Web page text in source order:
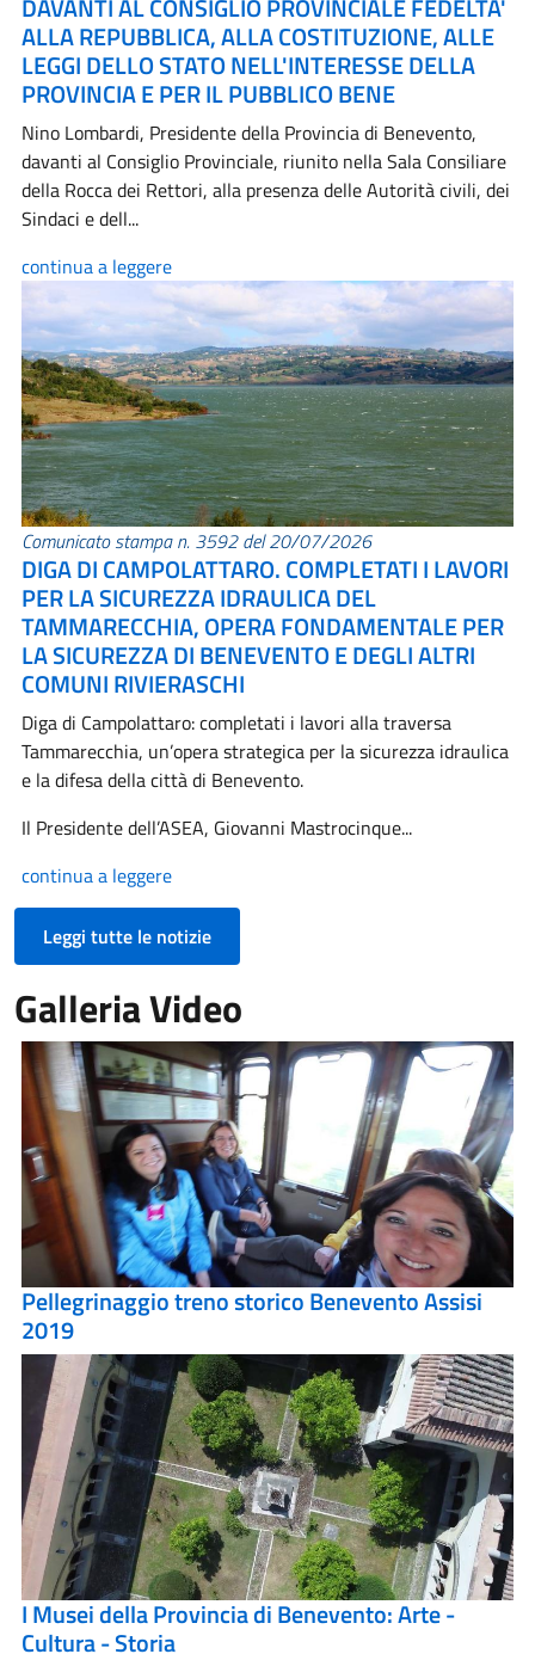
DAVANTI AL CONSIGLIO PROVINCIALE FEDELTA'
ALLA REPUBBLICA, ALLA COSTITUZIONE, ALLE
LEGGI DELLO STATO NELL'INTERESSE DELLA
PROVINCIA E PER IL PUBBLICO BENE
Nino Lombardi, Presidente della Provincia di Benevento,
davanti al Consiglio Provinciale, riunito nella Sala Consiliare
della Rocca dei Rettori, alla presenza delle Autorità civili, dei
Sindaci e dell...
continua a leggere
Comunicato stampa n. 3592 del 20/07/2026
DIGA DI CAMPOLATTARO. COMPLETATI I LAVORI
PER LA SICUREZZA IDRAULICA DEL
TAMMARECCHIA, OPERA FONDAMENTALE PER
LA SICUREZZA DI BENEVENTO E DEGLI ALTRI
COMUNI RIVIERASCHI
Diga di Campolattaro: completati i lavori alla traversa
Tammarecchia, un’opera strategica per la sicurezza idraulica
e la difesa della città di Benevento.
Il Presidente dell’ASEA, Giovanni Mastrocinque...
continua a leggere
Leggi tutte le notizie
Galleria Video
Pellegrinaggio treno storico Benevento Assisi
2019
I Musei della Provincia di Benevento: Arte -
Cultura - Storia